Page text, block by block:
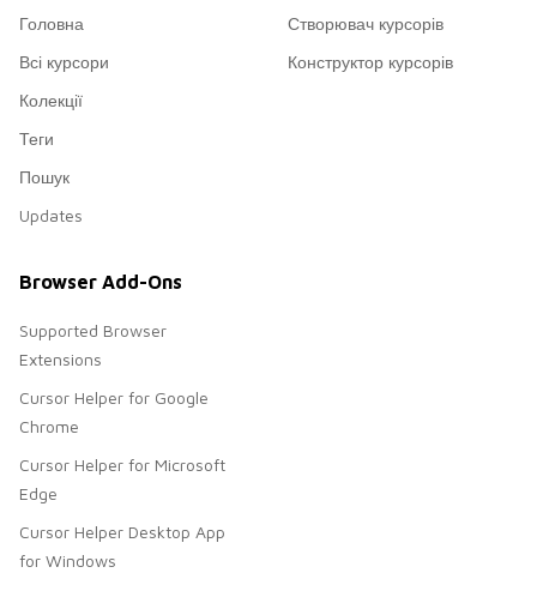
Головна
Всі курсори
Колекції
Теги
Пошук
Updates
Створювач курсорів
Конструктор курсорів
Browser Add-Ons
Supported Browser
Extensions
Cursor Helper for Google
Chrome
Cursor Helper for Microsoft
Edge
Cursor Helper Desktop App
for Windows